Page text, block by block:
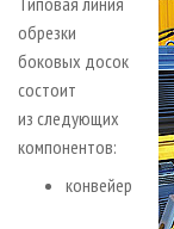
обрезки
боковых досок
состоит
из следующих
компонентов:
конвейер